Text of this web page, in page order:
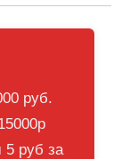
руб.
руб за